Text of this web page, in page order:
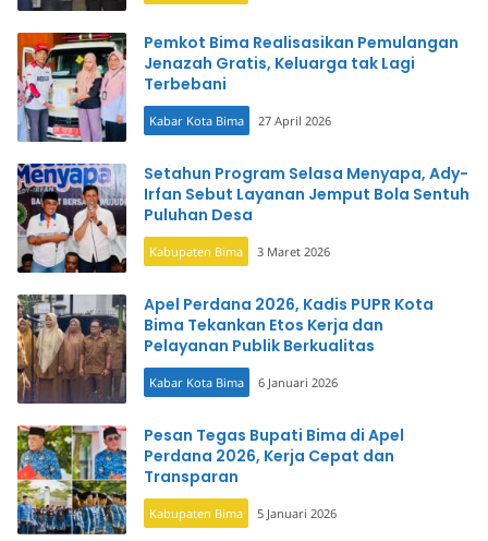
Pemkot Bima Realisasikan Pemulangan
Jenazah Gratis, Keluarga tak Lagi
Terbebani
Kabar Kota Bima 27 April 2026
Setahun Program Selasa Menyapa, Ady-
Irfan Sebut Layanan Jemput Bola Sentuh
Puluhan Desa
Kabupaten Bima 3 Maret 2026
Apel Perdana 2026, Kadis PUPR Kota
Bima Tekankan Etos Kerja dan
Pelayanan Publik Berkualitas
Kabar Kota Bima 6 Januari 2026
Pesan Tegas Bupati Bima di Apel
Perdana 2026, Kerja Cepat dan
Transparan
Kabupaten Bima 5 Januari 2026